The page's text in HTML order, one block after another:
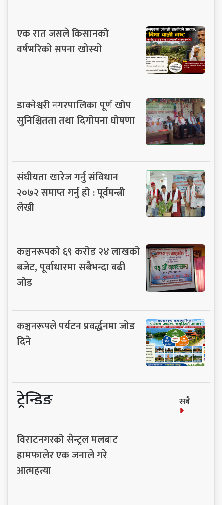
एक रात जसले किसानको
वर्षभरिको सपना खोस्यो
डाक्नेश्वरी नगरपालिका पूर्ण खोप
सुनिश्चितता तथा दिगोपना घोषणा
संघीयता खारेज गर्नु संविधान
२०७२ समाप्त गर्नु हो : पूर्वमन्त्री
लेखी
कञ्चनरूपको ६९ करोड २४ लाखको
बजेट, पूर्वाधारमा सबैभन्दा बढी
जोड
कञ्चनरूपले पर्यटन प्रवर्द्धनमा जोड
दिने
ट्रेन्डिङ सबै
विराटनगरको सेन्ट्रल मलबाट
हामफालेर एक जनाले गरे
आत्महत्या